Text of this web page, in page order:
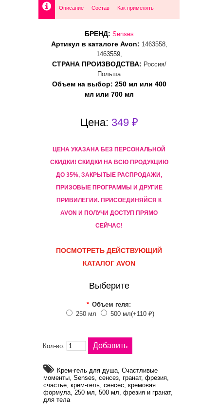
Описание Состав Как применять
БРЕНД: Senses
Артикул в каталоге Avon: 1463558,
1463559,
СТРАНА ПРОИЗВОДСТВА: Россия/
Польша
Объем на выбор: 250 мл или 400
мл или 700 мл
Цена: 349 ₽
ЦЕНА УКАЗАНА БЕЗ ПЕРСОНАЛЬНОЙ
СКИДКИ! CКИДКИ НА ВСЮ ПРОДУКЦИЮ
ДО 35%, ЗАКРЫТЫЕ РАСПРОДАЖИ,
ПРИЗОВЫЕ ПРОГРАММЫ И ДРУГИЕ
ПРИВИЛЕГИИ. ПРИСОЕДИНЯЙСЯ К
AVON И ПОЛУЧИ ДОСТУП ПРЯМО
СЕЙЧАС!
ПОСМОТРЕТЬ ДЕЙСТВУЮЩИЙ
КАТАЛОГ AVON
Выберите
* Объем геля:
250 мл
500 мл(+110 ₽)
Кол-во:
Крем-гель для душа, Счастливые
моменты, Senses, сенсез, гранат, фрезия,
счастье, крем-гель, сенсес, кремовая
формула, 250 мл, 500 мл, фрезия и гранат,
для тела